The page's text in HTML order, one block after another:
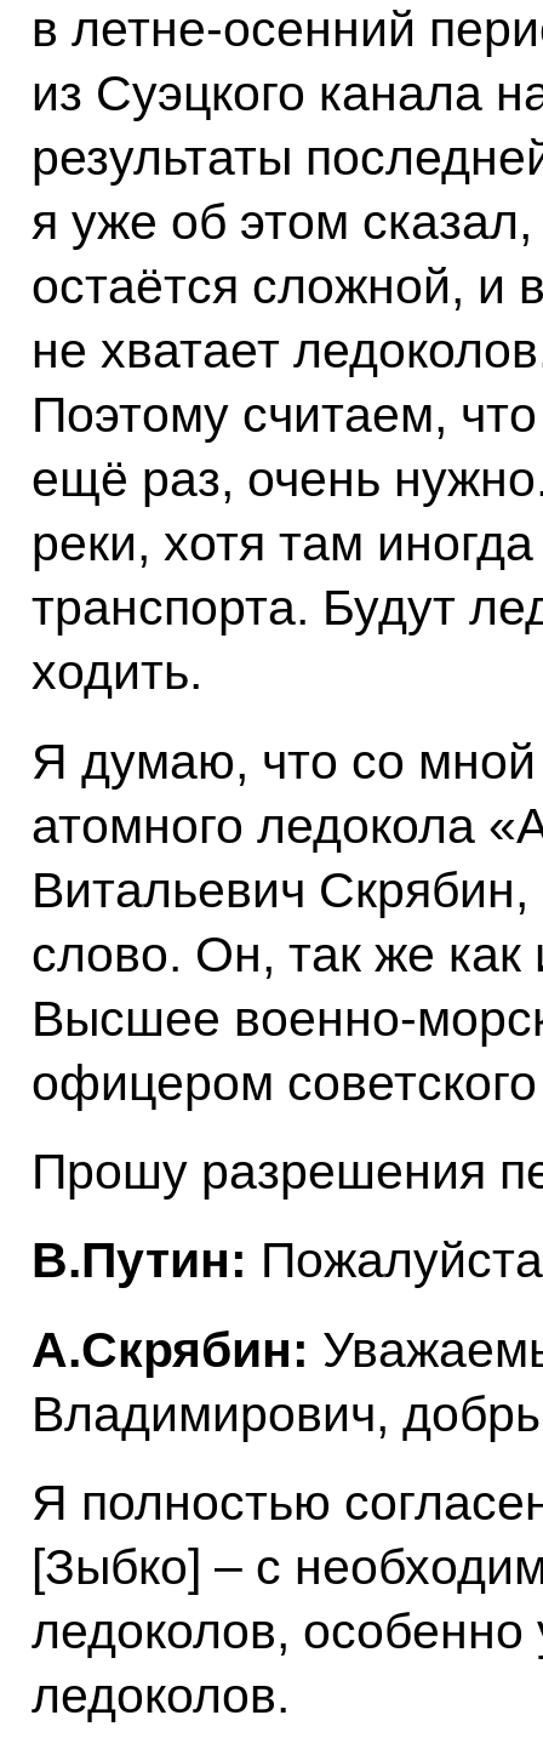
в летне-осенний
из Суэцкого канала
результаты
я уже об этом
остаётся сложной, и
не хватает
Поэтому считаем,
ещё раз, очень
реки, хотя там
транспорта. Будут
ходить.
Я думаю, что со мной
атомного ледокола
Витальевич
слово. Он, так же
Высшее военно-
офицером
Прошу разрешения
В.Путин:
А.Скрябин:
Владимирович,
Я полностью
[Зыбко] – с
ледоколов,
ледоколов.